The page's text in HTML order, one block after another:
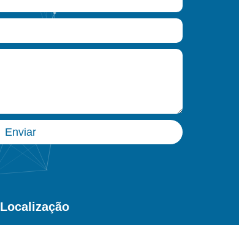
Enviar
Localização